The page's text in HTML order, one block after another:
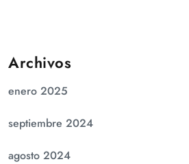
Archivos
enero 2025
septiembre 2024
agosto 2024